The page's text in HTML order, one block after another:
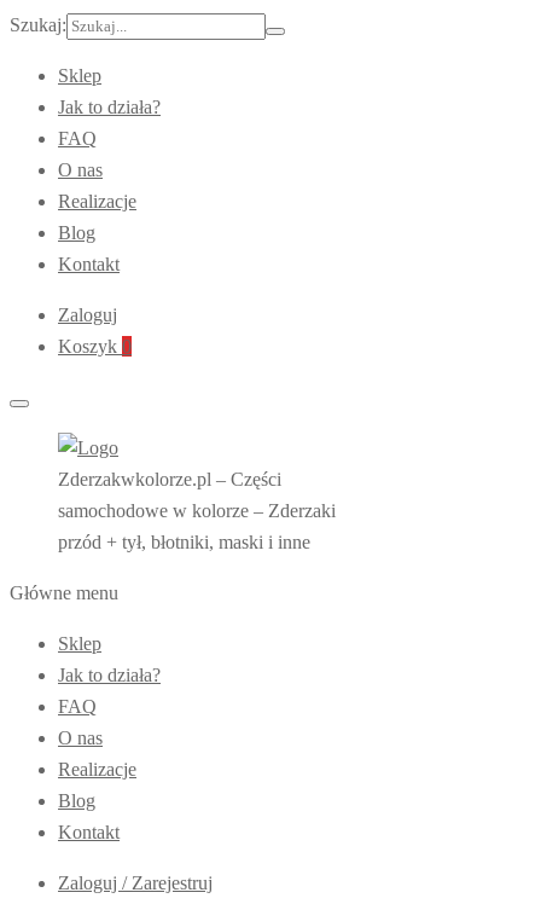
Szukaj:
Sklep
Jak to działa?
FAQ
O nas
Realizacje
Blog
Kontakt
Zaloguj
Koszyk 0
Zderzakwkolorze.pl – Części
samochodowe w kolorze – Zderzaki
przód + tył, błotniki, maski i inne
Główne menu
Sklep
Jak to działa?
FAQ
O nas
Realizacje
Blog
Kontakt
Zaloguj / Zarejestruj